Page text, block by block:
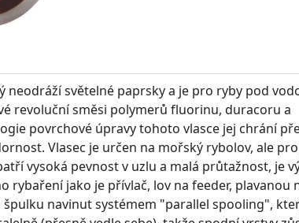
neodráží světelné paprsky a je pro ryby pod
revoluční směsi polymerů fluorinu, duracoru a
povrchové úpravy tohoto vlasce jej chrání
Vlasec je určen na mořský rybolov, ale
vysoká pevnost v uzlu a malá průtažnost, je
rybaření jako je přívlač, lov na feeder, plavanou
špulku navinut systémem "parallel spooling",